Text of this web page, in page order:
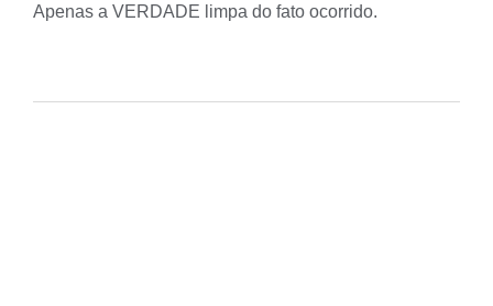
Apenas a VERDADE limpa do fato ocorrido.